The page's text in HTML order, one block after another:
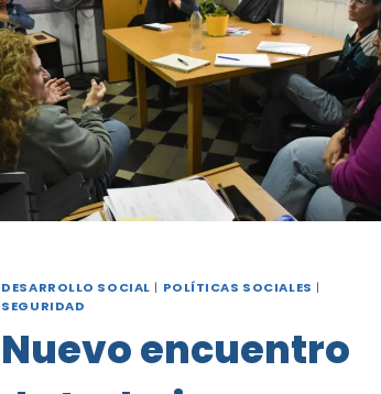
DESARROLLO SOCIAL | POLÍTICAS SOCIALES |
SEGURIDAD
Nuevo encuentro